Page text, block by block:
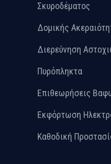
Σκυροδέματος
Δομικής
Διερεύνηση
Πυρόπληκτα
Επιθεωρήσεις
Εκφόρτωση
Καθοδική